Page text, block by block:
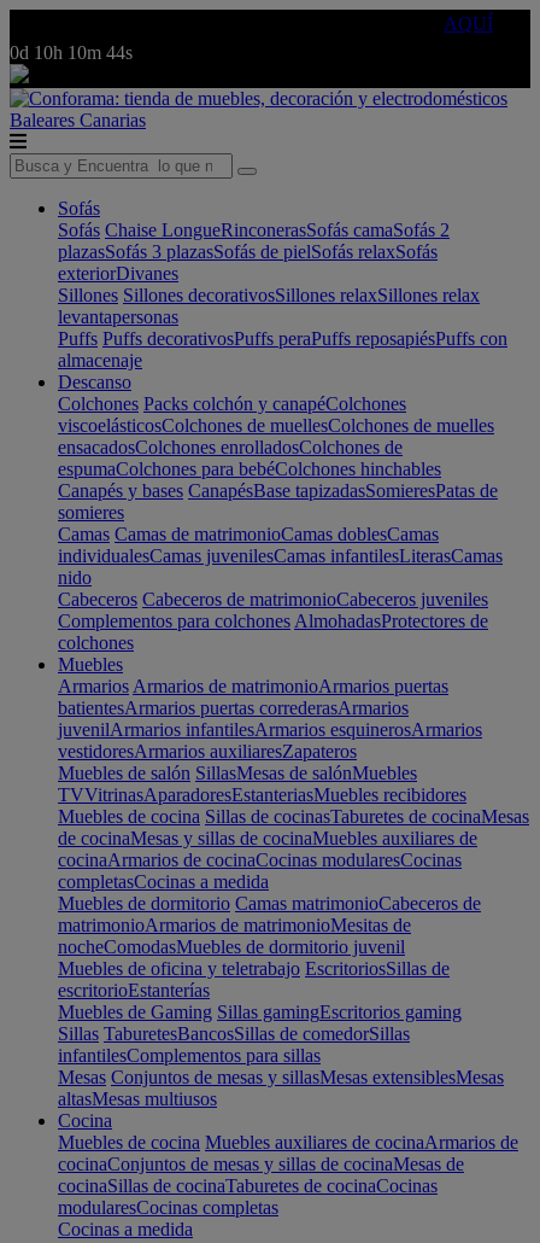
AQUÍ
0d 10h 10m 44s
Baleares Canarias
Sofás
Sofás Chaise LongueRinconerasSofás camaSofás 2
plazasSofás 3 plazasSofás de pielSofás relaxSofás
exteriorDivanes
Sillones Sillones decorativosSillones relaxSillones relax
levantapersonas
Puffs Puffs decorativosPuffs peraPuffs reposapiésPuffs con
almacenaje
Descanso
Colchones Packs colchón y canapéColchones
viscoelásticosColchones de muellesColchones de muelles
ensacadosColchones enrolladosColchones de
espumaColchones para bebéColchones hinchables
Canapés y bases CanapésBase tapizadasSomieresPatas de
somieres
Camas Camas de matrimonioCamas doblesCamas
individualesCamas juvenilesCamas infantilesLiterasCamas
nido
Cabeceros Cabeceros de matrimonioCabeceros juveniles
Complementos para colchones AlmohadasProtectores de
colchones
Muebles
Armarios Armarios de matrimonioArmarios puertas
batientesArmarios puertas correderasArmarios
juvenilArmarios infantilesArmarios esquinerosArmarios
vestidoresArmarios auxiliaresZapateros
Muebles de salón SillasMesas de salónMuebles
TVVitrinasAparadoresEstanteriasMuebles recibidores
Muebles de cocina Sillas de cocinasTaburetes de cocinaMesas
de cocinaMesas y sillas de cocinaMuebles auxiliares de
cocinaArmarios de cocinaCocinas modularesCocinas
completasCocinas a medida
Muebles de dormitorio Camas matrimonioCabeceros de
matrimonioArmarios de matrimonioMesitas de
nocheComodasMuebles de dormitorio juvenil
Muebles de oficina y teletrabajo EscritoriosSillas de
escritorioEstanterías
Muebles de Gaming Sillas gamingEscritorios gaming
Sillas TaburetesBancosSillas de comedorSillas
infantilesComplementos para sillas
Mesas Conjuntos de mesas y sillasMesas extensiblesMesas
altasMesas multiusos
Cocina
Muebles de cocina Muebles auxiliares de cocinaArmarios de
cocinaConjuntos de mesas y sillas de cocinaMesas de
cocinaSillas de cocinaTaburetes de cocinaCocinas
modularesCocinas completas
Cocinas a medida